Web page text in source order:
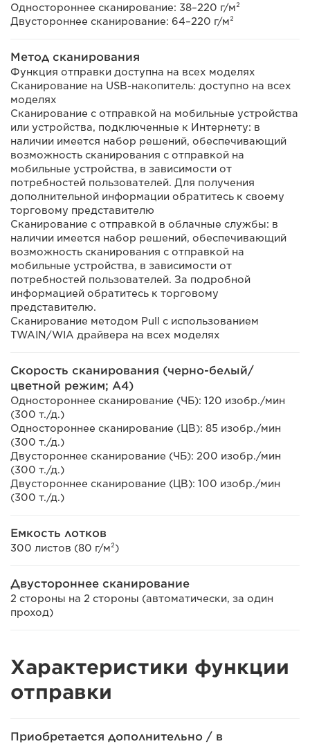
Одностороннее сканирование: 38–220 г/м²
Двустороннее сканирование: 64–220 г/м²
Метод сканирования
Функция отправки доступна на всех моделях
Сканирование на USB-накопитель: доступно на всех
моделях
Сканирование с отправкой на мобильные устройства
или устройства, подключенные к Интернету: в
наличии имеется набор решений, обеспечивающий
возможность сканирования с отправкой на
мобильные устройства, в зависимости от
потребностей пользователей. Для получения
дополнительной информации обратитесь к своему
торговому представителю
Сканирование с отправкой в облачные службы: в
наличии имеется набор решений, обеспечивающий
возможность сканирования с отправкой на
мобильные устройства, в зависимости от
потребностей пользователей. За подробной
информацией обратитесь к торговому
представителю.
Сканирование методом Pull с использованием
TWAIN/WIA драйвера на всех моделях
Скорость сканирования (черно-белый/
цветной режим; A4)
Одностороннее сканирование (ЧБ): 120 изобр./мин
(300 т./д.)
Одностороннее сканирование (ЦВ): 85 изобр./мин
(300 т./д.)
Двустороннее сканирование (ЧБ): 200 изобр./мин
(300 т./д.)
Двустороннее сканирование (ЦВ): 100 изобр./мин
(300 т./д.)
Емкость лотков
300 листов (80 г/м²)
Двустороннее сканирование
2 стороны на 2 стороны (автоматически, за один
проход)
Характеристики функции
отправки
Приобретается дополнительно / в